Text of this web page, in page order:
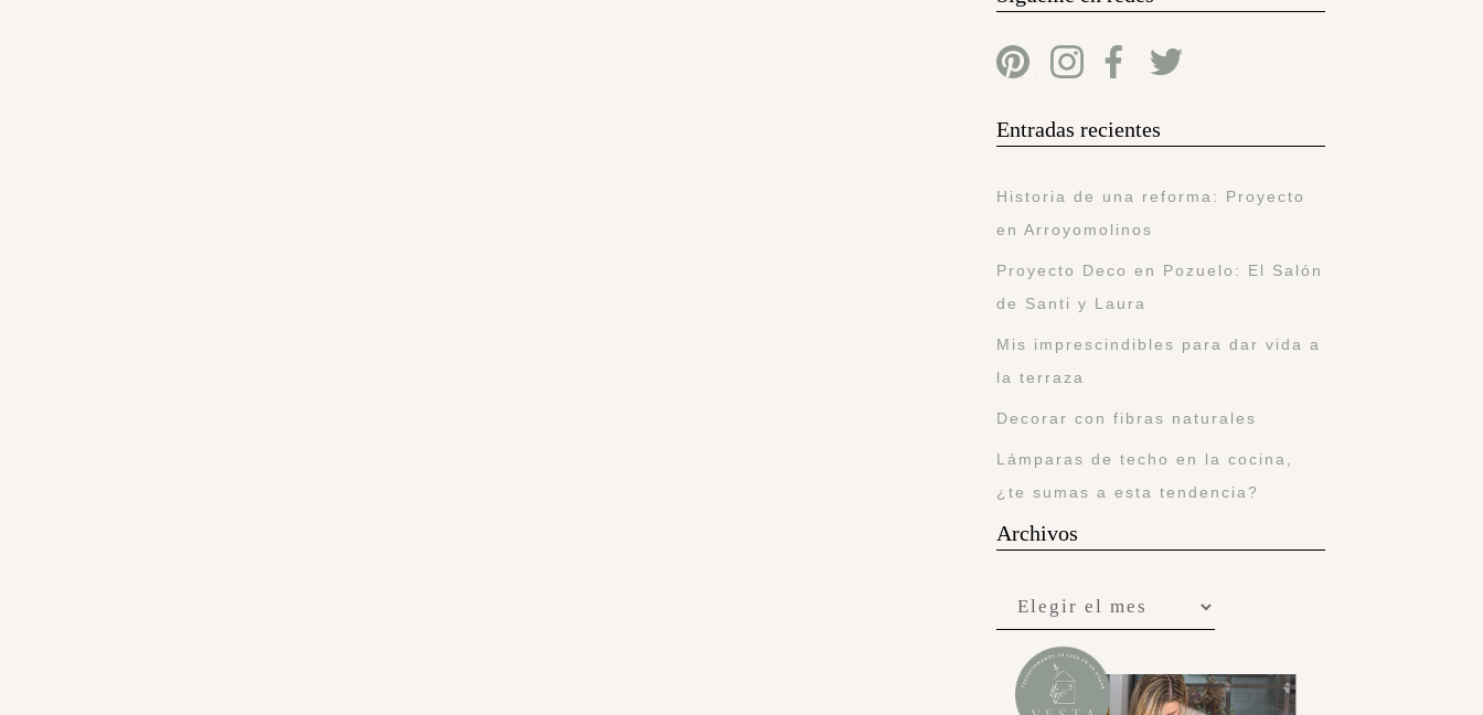
Entradas recientes
Historia de una reforma: Proyecto
en Arroyomolinos
Proyecto Deco en Pozuelo: El Salón
de Santi y Laura
Mis imprescindibles para dar vida a
la terraza
Decorar con fibras naturales
Lámparas de techo en la cocina,
¿te sumas a esta tendencia?
Archivos